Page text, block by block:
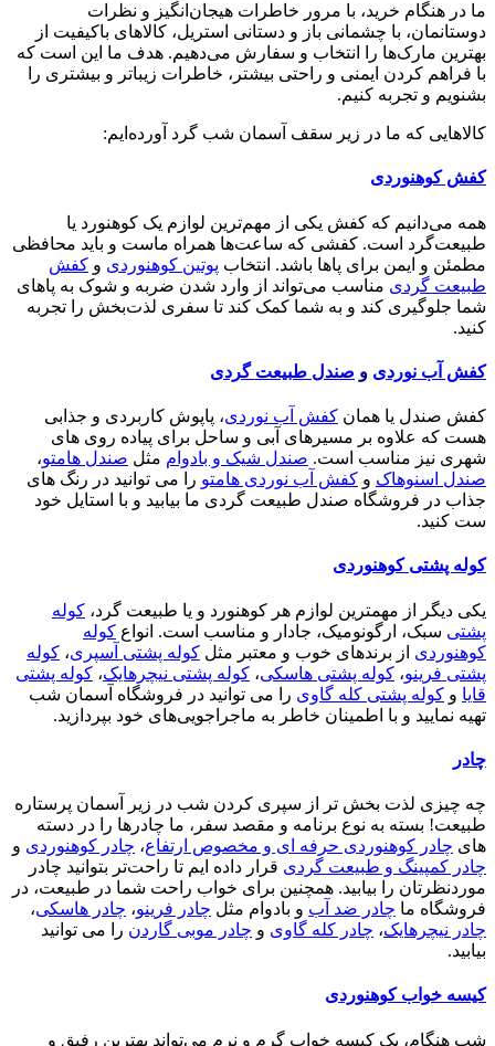
ما در هنگام خرید، با مرور خاطرات هیجان‌انگیز و نظرات
دوستانمان، با چشمانی باز و دستانی استریل، کالاهای باکیفیت از
بهترین مارک‌ها را انتخاب و سفارش می‌دهیم. هدف ما این است که
با فراهم کردن ایمنی و راحتی بیشتر، خاطرات زیباتر و بیشتری را
بشنویم و تجربه کنیم.
کالاهایی که ما در زیر سقف آسمان شب گرد آورده‌ایم:
کفش کوهنوردی
همه می‌دانیم که کفش یکی از مهم‌ترین لوازم یک کوهنورد یا
طبیعت‌گرد است. کفشی که ساعت‌ها همراه ماست و باید محافظی
مطمئن و ایمن برای پاها باشد. انتخاب پوتین کوهنوردی و کفش
طبیعت گردی مناسب می‌تواند از وارد شدن ضربه و شوک به پاهای
شما جلوگیری کند و به شما کمک کند تا سفری لذت‌بخش را تجربه
کنید.
کفش آب نوردی و صندل طبیعت گردی
کفش صندل یا همان کفش آب نوردی، پاپوش کاربردی و جذابی
هست که علاوه بر مسیرهای آبی و ساحل برای پیاده روی های
شهری نیز مناسب است. صندل شیک و بادوام مثل صندل هامتو،
صندل اسنوهاک و کفش آب نوردی هامتو را می توانید در رنگ های
جذاب در فروشگاه صندل طبیعت گردی ما بیابید و با استایل خود
ست کنید.
کوله پشتی کوهنوردی
یکی دیگر از مهمترین لوازم هر کوهنورد و یا طبیعت گرد، کوله
پشتی سبک، ارگونومیک، جادار و مناسب است. انواع کوله
کوهنوردی از برندهای خوب و معتبر مثل کوله پشتی آسپری، کوله
پشتی فرینو، کوله پشتی هاسکی، کوله پشتی نیچرهایک، کوله پشتی
قایا و کوله پشتی کله گاوی را می توانید در فروشگاه آسمان شب
تهیه نمایید و با اطمینان خاطر به ماجراجویی‌های خود بپردازید.
چادر
چه چیزی لذت بخش تر از سپری کردن شب در زیر آسمان پرستاره
طبیعت! بسته به نوع برنامه و مقصد سفر، ما چادرها را در دسته
های چادر کوهنوردی حرفه ای و مخصوص ارتفاع، چادر کوهنوردی و
چادر کمپینگ و طبیعت گردی قرار داده ایم تا راحت‌تر بتوانید چادر
موردنظرتان را بیابید. همچنین برای خواب راحت شما در طبیعت، در
فروشگاه ما چادر ضد آب و بادوام مثل چادر فرینو، چادر هاسکی،
چادر نیچرهایک، چادر کله گاوی و چادر موبی گاردن را می توانید
بیابید.
کیسه خواب کوهنوردی
شب هنگام، یک کیسه خواب گرم و نرم می‌تواند بهترین رفیق و